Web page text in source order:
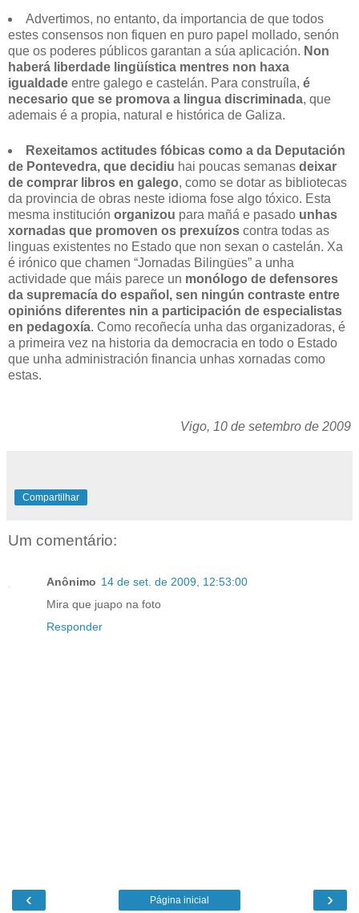
Advertimos, no entanto, da importancia de que todos
estes consensos non fiquen en puro papel mollado, senón
que os poderes públicos garantan a súa aplicación. Non
haberá liberdade lingüística mentres non haxa
igualdade entre galego e castelán. Para construíla, é
necesario que se promova a lingua discriminada, que
ademais é a propia, natural e histórica de Galiza.
Rexeitamos actitudes fóbicas como a da Deputación
de Pontevedra, que decidiu hai poucas semanas deixar
de comprar libros en galego, como se dotar as bibliotecas
da provincia de obras neste idioma fose algo tóxico. Esta
mesma institución organizou para mañá e pasado unhas
xornadas que promoven os prexuízos contra todas as
linguas existentes no Estado que non sexan o castelán. Xa
é irónico que chamen “Jornadas Bilingües” a unha
actividade que máis parece un monólogo de defensores
da supremacía do español, sen ningún contraste entre
opinións diferentes nin a participación de especialistas
en pedagoxía. Como recoñecía unha das organizadoras, é
a primeira vez na historia da democracia en todo o Estado
que unha administración financia unhas xornadas como
estas.
Vigo, 10 de setembro de 2009
Compartilhar
Um comentário:
Anônimo 14 de set. de 2009, 12:53:00
Mira que juapo na foto
Responder
‹ ›
Página inicial